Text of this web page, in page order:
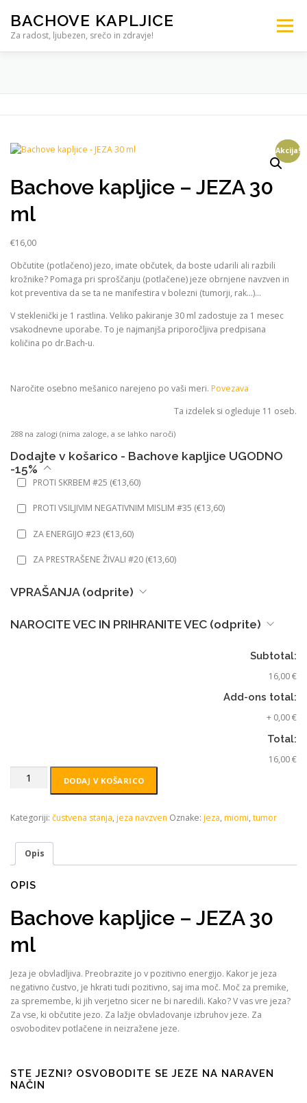
BACHOVE KAPLJICE
Za radost, ljubezen, srečo in zdravje!
Meni
TERAPIJA KONTAKT – 041 905 704
Bachove kapljice – JEZA 30
ml
€16,00
Občutite (potlačeno) jezo, imate občutek, da boste udarili ali razbili
krožnike? Pomaga pri sproščanju (potlačene) jeze obrnjene navzven in
kot preventiva da se ta ne manifestira v bolezni (tumorji, rak…)…
V steklenički je 1 rastlina. Veliko pakiranje 30 ml zadostuje za 1 mesec
vsakodnevne uporabe. To je najmanjša priporočljiva predpisana
količina po dr.Bach-u.
Naročite osebno mešanico narejeno po vaši meri. Povezava
Ta izdelek si ogleduje 11 oseb.
288 na zalogi (nima zaloge, a se lahko naroči)
Dodajte v košarico - Bachove kapljice UGODNO
-15%
PROTI SKRBEM #25 (€13,60)
PROTI VSILJIVIM NEGATIVNIM MISLIM #35 (€13,60)
ZA ENERGIJO #23 (€13,60)
ZA PRESTRAŠENE ŽIVALI #20 (€13,60)
VPRAŠANJA (odprite)
NAROCITE VEC IN PRIHRANITE VEC (odprite)
Subtotal:
16,00 €
Add-ons total:
+ 0,00 €
Total:
16,00 €
DODAJ V KOŠARICO
Kategoriji: čustvena stanja, jeza navzven Oznake: jeza, miomi, tumor
Opis
OPIS
Bachove kapljice – JEZA 30
ml
Jeza je obvladljiva. Preobrazite jo v pozitivno energijo. Kakor je jeza
negativno čustvo, je hkrati tudi pozitivno, saj ima moč. Moč za premike,
za spremembe, ki jih verjetno sicer ne bi naredili. Kako? V vas vre jeza?
Za vse, ki občutite jezo. Za lažje obvladovanje izbruhov jeze. Za
osvoboditev potlačene in neizražene jeze.
STE JEZNI? OSVOBODITE SE JEZE NA NARAVEN
NAČIN
Akcija!
Akcija!